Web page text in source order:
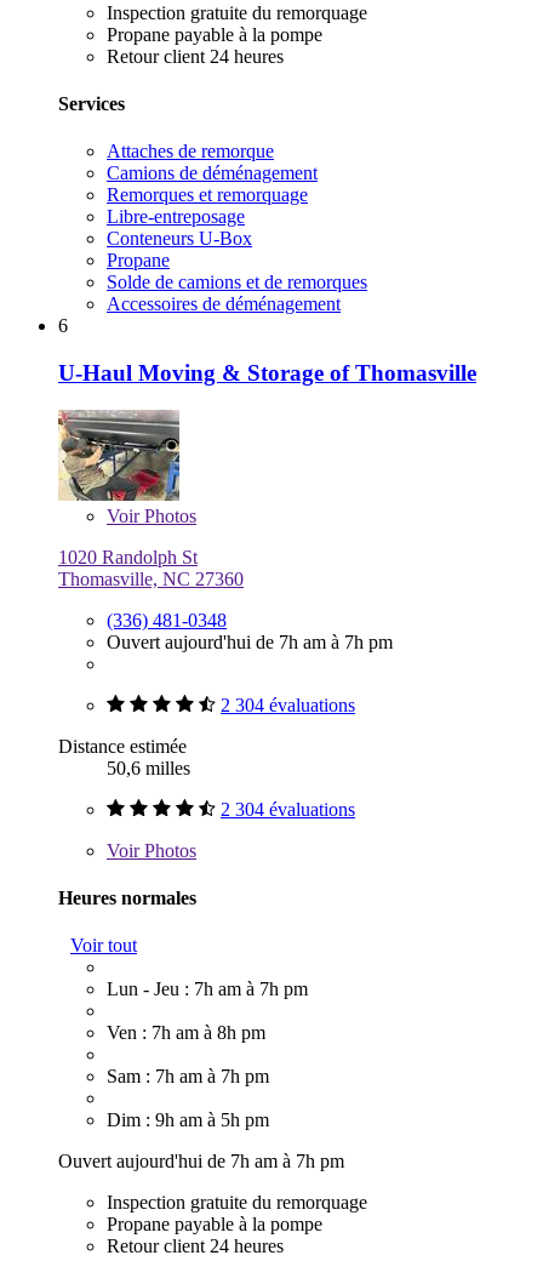
Inspection gratuite du remorquage
Propane payable à la pompe
Retour client 24 heures
Services
Attaches de remorque
Camions de déménagement
Remorques et remorquage
Libre-entreposage
Conteneurs U-Box
Propane
Solde de camions et de remorques
Accessoires de déménagement
6
U-Haul Moving & Storage of Thomasville
VoirPhotos
1020 Randolph St
Thomasville, NC 27360
(336) 481-0348
Ouvert aujourd'hui de 7h am à 7h pm
2 304 évaluations
Distance estimée
50,6 milles
2 304 évaluations
VoirPhotos
Heures normales
Voir tout
Lun - Jeu : 7h am à 7h pm
Ven : 7h am à 8h pm
Sam : 7h am à 7h pm
Dim : 9h am à 5h pm
Ouvert aujourd'hui de 7h am à 7h pm
Inspection gratuite du remorquage
Propane payable à la pompe
Retour client 24 heures